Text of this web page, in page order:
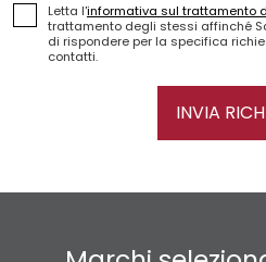
Letta l'informativa sul trattamento
trattamento degli stessi affinché
di rispondere per la specifica
contatti.
INVIA